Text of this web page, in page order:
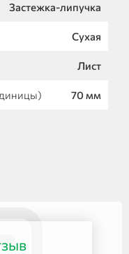
Застежка-липучка
Сухая
Лист
70 мм